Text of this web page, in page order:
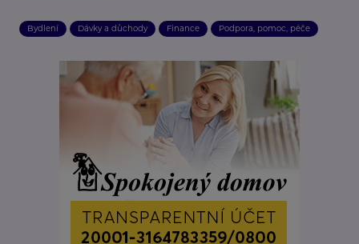
Bydlení Dávky a důchody Finance Podpora, pomoc, péče